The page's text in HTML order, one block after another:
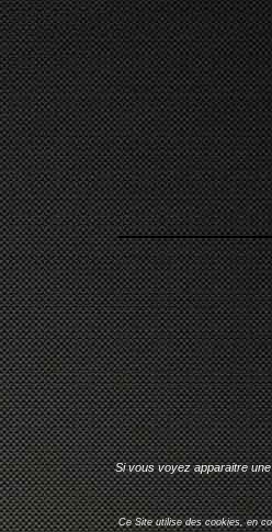
Si vous voyez apparaitre
Ce Site utilise des cookies, en